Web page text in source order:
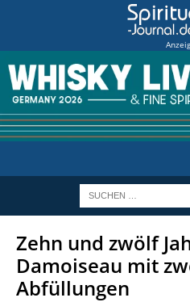
Zehn und zwölf
Damoiseau mit
Abfüllungen